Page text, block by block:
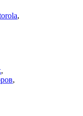
,
,
,